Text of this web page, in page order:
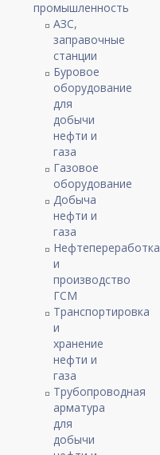
промышленность
АЗС,
заправочные
станции
Буровое
оборудование
для
добычи
нефти и
газа
Газовое
оборудование
Добыча
нефти и
газа
Нефтепереработка
и
производство
ГСМ
Транспортировка
и
хранение
нефти и
газа
Трубопроводная
арматура
для
добычи